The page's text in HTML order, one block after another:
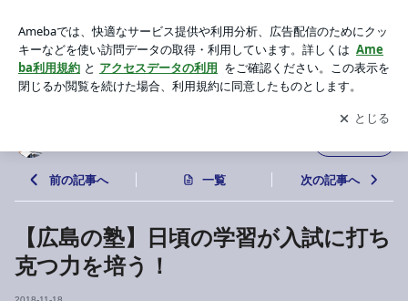
島】１対１個別指導塾メイクアップ
アプリをダウンロードして ブログの更新通知
を受け取りまし
ょう。
開く
前の記事へ 一覧 次の記事へ
【広島の塾】日頃の学習が入試に打ち
克つ力を培う！